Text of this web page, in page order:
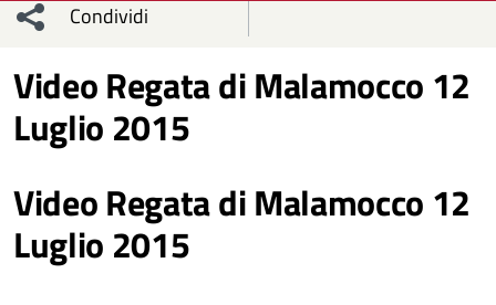
Condividi
sui social
network
Condividi
Condividi
Facebook
Condividi
su
Twitter
Condividi
su
Condividi
Video Regata di Malamocco 12
Luglio 2015
Video Regata di Malamocco 12
Luglio 2015